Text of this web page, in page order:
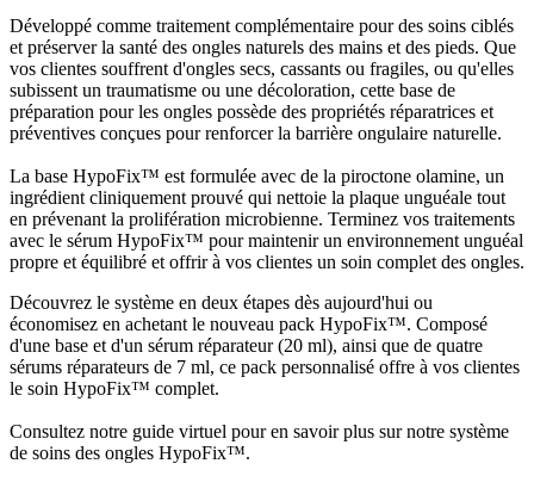
Développé comme traitement complémentaire pour des soins ciblés
et préserver la santé des ongles naturels des mains et des pieds. Que
vos clientes souffrent d'ongles secs, cassants ou fragiles, ou qu'elles
subissent un traumatisme ou une décoloration, cette base de
préparation pour les ongles possède des propriétés réparatrices et
préventives conçues pour renforcer la barrière ongulaire naturelle.
La base HypoFix™ est formulée avec de la piroctone olamine, un
ingrédient cliniquement prouvé qui nettoie la plaque unguéale tout
en prévenant la prolifération microbienne. Terminez vos traitements
avec le sérum HypoFix™ pour maintenir un environnement unguéal
propre et équilibré et offrir à vos clientes un soin complet des ongles.
Découvrez le système en deux étapes dès aujourd'hui ou
économisez en achetant le nouveau pack HypoFix™. Composé
d'une base et d'un sérum réparateur (20 ml), ainsi que de quatre
sérums réparateurs de 7 ml, ce pack personnalisé offre à vos clientes
le soin HypoFix™ complet.
Consultez notre guide virtuel pour en savoir plus sur notre système
de soins des ongles HypoFix™.